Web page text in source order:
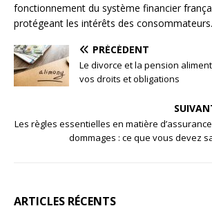
fonctionnement du système financier
protégeant les intérêts des consommateurs.
PRÉCÉDENT
Le divorce et la pension
vos droits et obligations
Les règles essentielles en matière
dommages : ce que vous devez
ARTICLES RÉCENTS